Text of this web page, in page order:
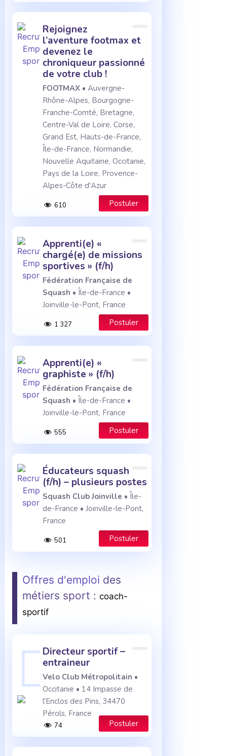
rejoignez
l’aventure footmax et
devenez le
chroniqueur passionné
de votre club !
FOOTMAX • Auvergne-
Rhône-Alpes, Bourgogne-
Franche-Comté, Bretagne,
Centre-Val de Loire, Corse,
Grand Est, Hauts-de-France,
Île-de-France, Normandie,
Nouvelle Aquitaine, Occitanie,
Pays de la Loire, Provence-
Alpes-Côte d'Azur
610 Postuler
apprenti(e) «
chargé(e) de missions
sportives » (f/h)
Fédération Française de
Squash • Île-de-France •
Joinville-le-Pont, France
1 327 Postuler
apprenti(e) «
graphiste » (f/h)
Fédération Française de
Squash • Île-de-France •
Joinville-le-Pont, France
555 Postuler
éducateurs squash
(f/h) – plusieurs postes
Squash Club Joinville • Île-
de-France • Joinville-le-Pont,
France
501 Postuler
Offres d'emploi des
métiers sport :coach-
sportif
directeur sportif –
entraineur
Velo Club Métropolitain •
Occitanie • 14 Impasse de
l'Enclos des Pins, 34470
Pérols, France
74 Postuler